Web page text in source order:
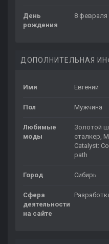
День
рождения
8 февраля
ДОПОЛНИТЕЛЬНАЯ
Имя Евгений
Пол Мужчина
Любимые
моды
Золотой
сталкер,
Catalyst:
path
Город Сибирь
Сфера
деятельности
на сайте